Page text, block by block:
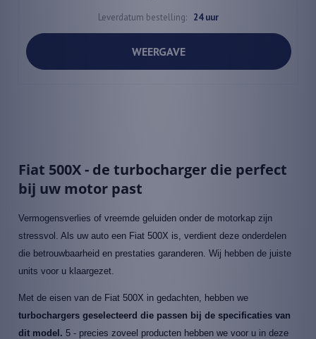
Leverdatum bestelling: 24 uur
WEERGAVE
Fiat 500X - de turbocharger die perfect
bij uw motor past
Vermogensverlies of vreemde geluiden onder de motorkap zijn
stressvol. Als uw auto een Fiat 500X is, verdient deze onderdelen
die betrouwbaarheid en prestaties garanderen. Wij hebben de juiste
units voor u klaargezet.
Met de eisen van de Fiat 500X in gedachten, hebben we
turbochargers geselecteerd die passen bij de specificaties van
dit model. 5 - precies zoveel producten hebben we voor u in deze